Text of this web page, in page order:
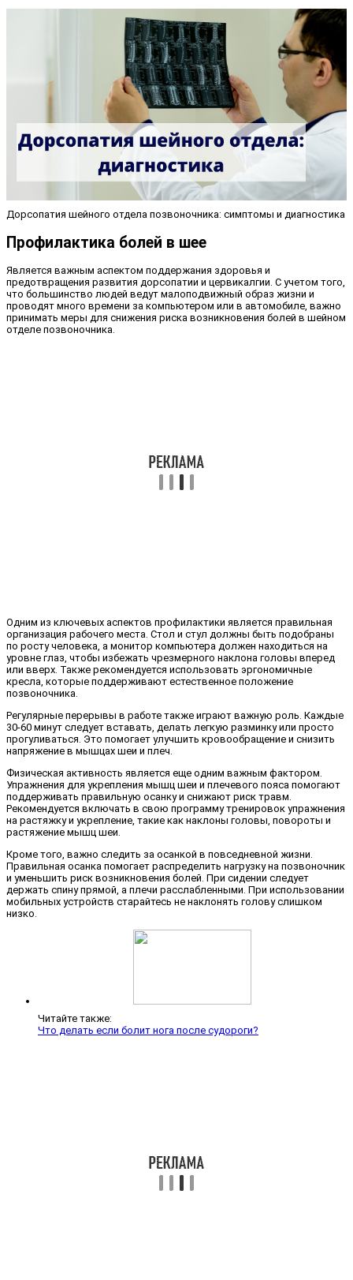
Дорсопатия шейного отдела позвоночника: симптомы и диагностика
Профилактика болей в шее
Является важным аспектом поддержания здоровья и
предотвращения развития дорсопатии и цервикалгии. С учетом того,
что большинство людей ведут малоподвижный образ жизни и
проводят много времени за компьютером или в автомобиле, важно
принимать меры для снижения риска возникновения болей в шейном
отделе позвоночника.
Одним из ключевых аспектов профилактики является правильная
организация рабочего места. Стол и стул должны быть подобраны
по росту человека, а монитор компьютера должен находиться на
уровне глаз, чтобы избежать чрезмерного наклона головы вперед
или вверх. Также рекомендуется использовать эргономичные
кресла, которые поддерживают естественное положение
позвоночника.
Регулярные перерывы в работе также играют важную роль. Каждые
30-60 минут следует вставать, делать легкую разминку или просто
прогуливаться. Это помогает улучшить кровообращение и снизить
напряжение в мышцах шеи и плеч.
Физическая активность является еще одним важным фактором.
Упражнения для укрепления мышц шеи и плечевого пояса помогают
поддерживать правильную осанку и снижают риск травм.
Рекомендуется включать в свою программу тренировок упражнения
на растяжку и укрепление, такие как наклоны головы, повороты и
растяжение мышц шеи.
Кроме того, важно следить за осанкой в повседневной жизни.
Правильная осанка помогает распределить нагрузку на позвоночник
и уменьшить риск возникновения болей. При сидении следует
держать спину прямой, а плечи расслабленными. При использовании
мобильных устройств старайтесь не наклонять голову слишком
низко.
Читайте также:
Что делать если болит нога после судороги?